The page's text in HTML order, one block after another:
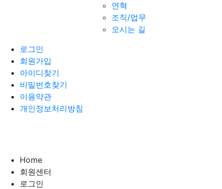
연혁
조직/업무
오시는 길
로그인
회원가입
아이디찾기
비밀번호찾기
이용약관
개인정보처리방침
Home
회원센터
로그인